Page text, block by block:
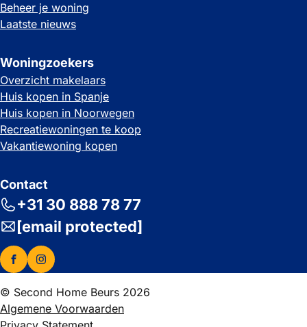
Beheer je woning
Laatste nieuws
Woningzoekers
Overzicht makelaars
Huis kopen in Spanje
Huis kopen in Noorwegen
Recreatiewoningen te koop
Vakantiewoning kopen
Contact
+31 30 888 78 77
[email protected]
© Second Home Beurs 2026
Algemene Voorwaarden